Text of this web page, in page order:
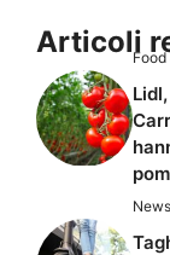
Articoli
News